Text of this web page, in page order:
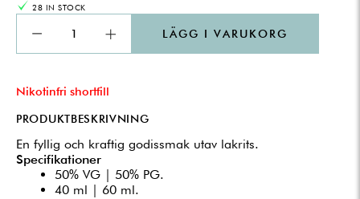
28 IN STOCK
LÄGG I VARUKORG
Nikotinfri shortfill
PRODUKTBESKRIVNING
En fyllig och kraftig godissmak utav lakrits.
Specifikationer
50% VG | 50% PG.
40 ml | 60 ml.